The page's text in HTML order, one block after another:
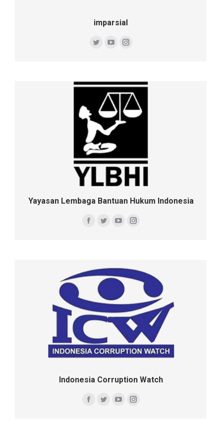
imparsial
TwitterYouTubeInstagram
Yayasan Lembaga Bantuan Hukum Indonesia
Facebook
TwitterYouTubeInstagram
Indonesia Corruption Watch
Facebook
TwitterYouTubeInstagram